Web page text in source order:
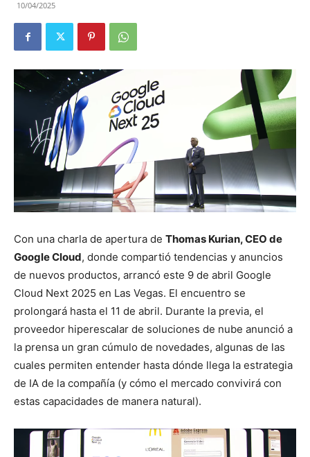
10/04/2025
Con una charla de apertura de Thomas Kurian, CEO de
Google Cloud, donde compartió tendencias y anuncios
de nuevos productos, arrancó este 9 de abril Google
Cloud Next 2025 en Las Vegas. El encuentro se
prolongará hasta el 11 de abril. Durante la previa, el
proveedor hiperescalar de soluciones de nube anunció a
la prensa un gran cúmulo de novedades, algunas de las
cuales permiten entender hasta dónde llega la estrategia
de IA de la compañía (y cómo el mercado convivirá con
estas capacidades de manera natural).